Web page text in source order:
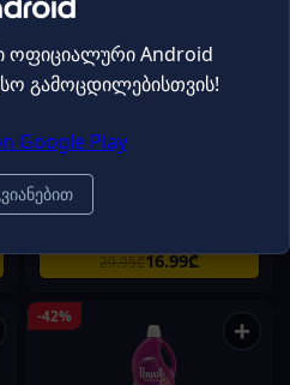
29.95₾16.99₾
-42% +
ოფიციალური Android
გამოცდილებისთვის!